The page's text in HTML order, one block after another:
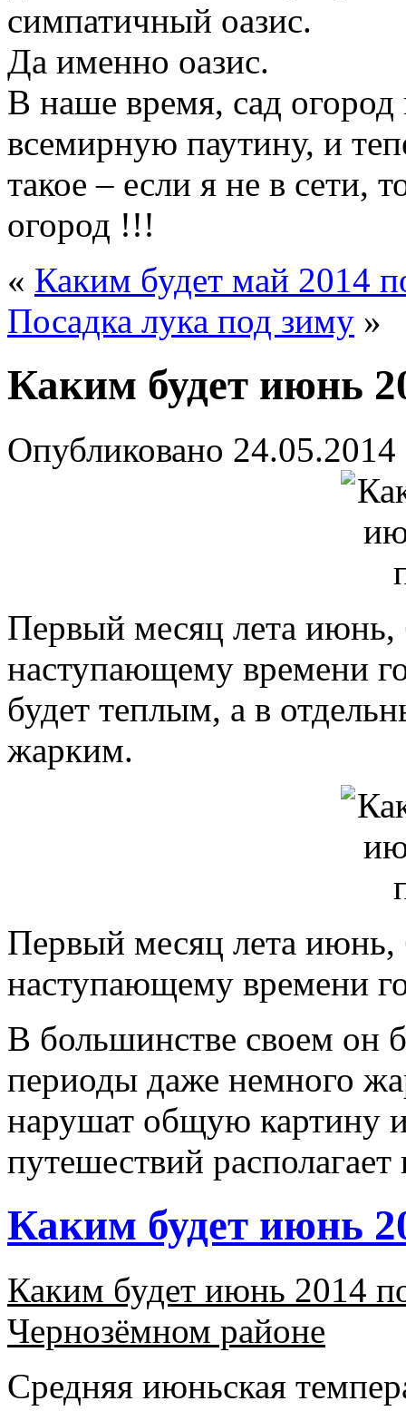
симпатичный оазис.
Да именно оазис.
В наше время, сад огород
всемирную паутину, и
такое – если я не в сети,
огород !!!
« Каким будет май 2014
Посадка лука под зиму »
Каким будет июнь
Опубликовано 24.05.2014
Первый месяц лета июнь,
наступающему времени
будет теплым, а в
жарким.
Первый месяц лета июнь,
наступающему времени
В большинстве своем он
периоды даже немного
нарушат общую картину
путешествий
Каким будет июнь
Каким будет июнь 2014
Чернозёмном районе
Средняя июньская